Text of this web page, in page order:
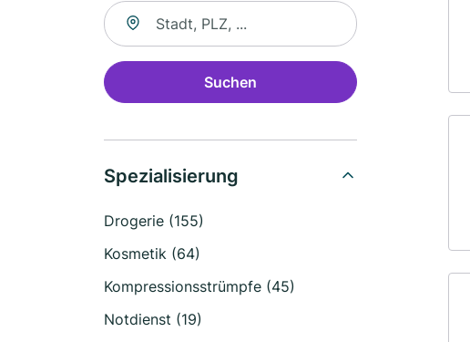
Suche nach Ort
Suchen
Spezialisierung
Drogerie (155)
Kosmetik (64)
Kompressionsstrümpfe (45)
Notdienst (19)